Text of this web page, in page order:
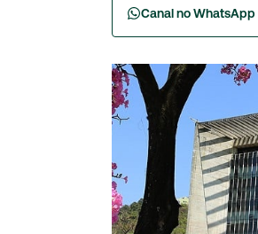
Canal no WhatsApp